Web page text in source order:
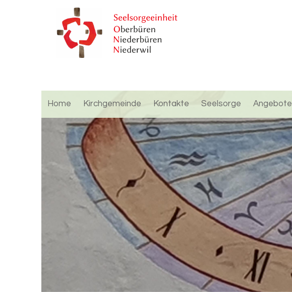
Home Kirchgemeinde Kontakte Seelsorge Angebote